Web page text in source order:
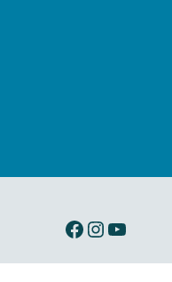
Ibermusicas no Facebook Ibermusicas no Instagram Ibermusicas no Youtube